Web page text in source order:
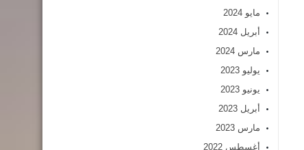
مايو 2024
أبريل 2024
مارس 2024
يوليو 2023
يونيو 2023
أبريل 2023
مارس 2023
أغسطس 2022